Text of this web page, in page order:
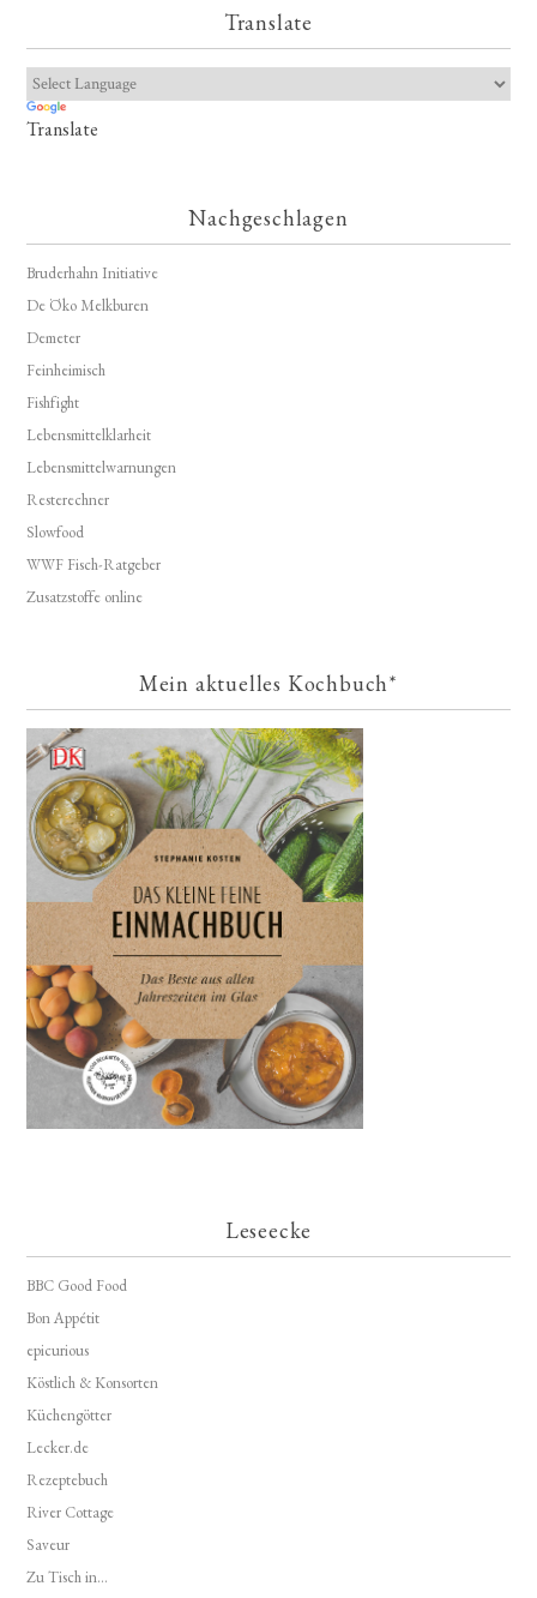
Translate
Translate
Nachgeschlagen
Bruderhahn Initiative
De Öko Melkburen
Demeter
Feinheimisch
Fishfight
Lebensmittelklarheit
Lebensmittelwarnungen
Resterechner
Slowfood
WWF Fisch-Ratgeber
Zusatzstoffe online
Mein aktuelles Kochbuch*
Leseecke
BBC Good Food
Bon Appétit
epicurious
Köstlich & Konsorten
Küchengötter
Lecker.de
Rezeptebuch
River Cottage
Saveur
Zu Tisch in...